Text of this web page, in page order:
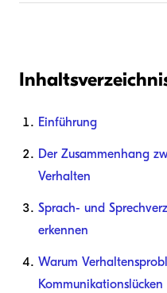
Einführung
Der Zusammenhang
Verhalten
Sprach- und
erkennen
Warum
Kommunikationslücken